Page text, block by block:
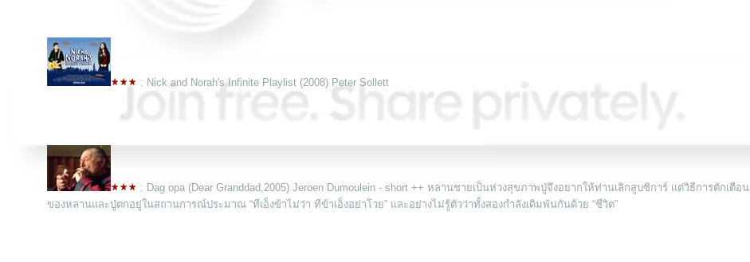
: Nick and Norah's Infinite Playlist (2008) Peter Sollett
: Dag opa (Dear Granddad,2005) Jeroen Dumoulein - short ++ หลานชายเป็นห่วงสุขภาพปู่จึงอยากให้ท่านเลิกสูบซิการ์ แต่วิธีการตักเตือน
ของหลานและปู่ตกอยู่ในสถานการณ์ประมาณ “ทีเอ็งข้าไม่ว่า ทีข้าเอ็งอย่าโวย” และอย่างไม่รู้ตัวว่าทั้งสองกำลังเดิมพันกันด้วย “ชีวิต”